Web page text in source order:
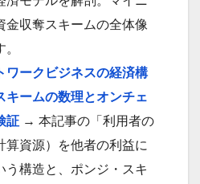
金収奪スキームの全体像
ワークビジネスの経済構
キームの数理とオンチェ
証 → 本記事の「利用者の
算資源）を他者の利益に
う構造と、ポンジ・スキ